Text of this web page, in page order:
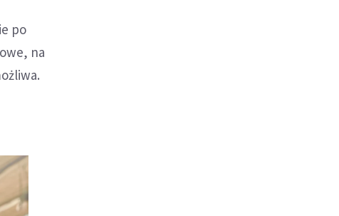
po
na